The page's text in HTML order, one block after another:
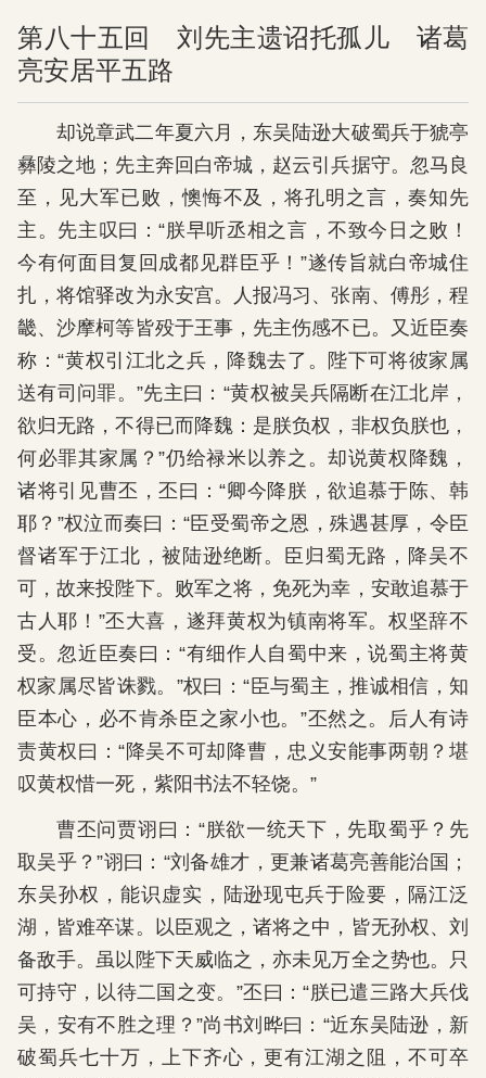
第八十五回 刘先主遗诏托孤儿 诸葛
亮安居平五路
却说章武二年夏六月，东吴陆逊大破蜀兵于猇亭
彝陵之地；先主奔回白帝城，赵云引兵据守。忽马良
至，见大军已败，懊悔不及，将孔明之言，奏知先
主。先主叹曰：“朕早听丞相之言，不致今日之败！
今有何面目复回成都见群臣乎！”遂传旨就白帝城住
扎，将馆驿改为永安宫。人报冯习、张南、傅彤，程
畿、沙摩柯等皆殁于王事，先主伤感不已。又近臣奏
称：“黄权引江北之兵，降魏去了。陛下可将彼家属
送有司问罪。”先主曰：“黄权被吴兵隔断在江北岸，
欲归无路，不得已而降魏：是朕负权，非权负朕也，
何必罪其家属？”仍给禄米以养之。却说黄权降魏，
诸将引见曹丕，丕曰：“卿今降朕，欲追慕于陈、韩
耶？”权泣而奏曰：“臣受蜀帝之恩，殊遇甚厚，令臣
督诸军于江北，被陆逊绝断。臣归蜀无路，降吴不
可，故来投陛下。败军之将，免死为幸，安敢追慕于
古人耶！”丕大喜，遂拜黄权为镇南将军。权坚辞不
受。忽近臣奏曰：“有细作人自蜀中来，说蜀主将黄
权家属尽皆诛戮。”权曰：“臣与蜀主，推诚相信，知
臣本心，必不肯杀臣之家小也。”丕然之。后人有诗
责黄权曰：“降吴不可却降曹，忠义安能事两朝？堪
叹黄权惜一死，紫阳书法不轻饶。”
曹丕问贾诩曰：“朕欲一统天下，先取蜀乎？先
取吴乎？”诩曰：“刘备雄才，更兼诸葛亮善能治国；
东吴孙权，能识虚实，陆逊现屯兵于险要，隔江泛
湖，皆难卒谋。以臣观之，诸将之中，皆无孙权、刘
备敌手。虽以陛下天威临之，亦未见万全之势也。只
可持守，以待二国之变。”丕曰：“朕已遣三路大兵伐
吴，安有不胜之理？”尚书刘晔曰：“近东吴陆逊，新
破蜀兵七十万，上下齐心，更有江湖之阻，不可卒